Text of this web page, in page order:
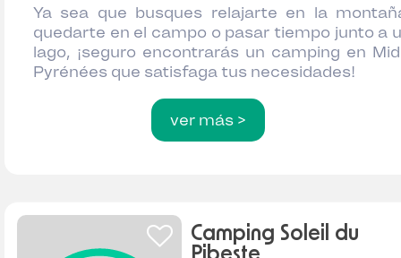
Ya sea que busques relajarte en la
quedarte en el campo o pasar tiempo junto a
lago, ¡seguro encontrarás un camping en
Pyrénées que satisfaga tus necesidades!
ver más >
Camping Soleil du